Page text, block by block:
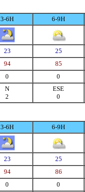
3-6H
6-9H
23
25
94
85
0 0
N
2
ESE
0
3-6H
6-9H
23
25
94
86
0 0